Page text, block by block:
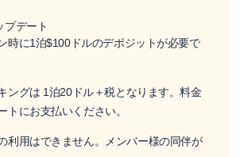
プデート
時に1泊$100ドルのデポジットが必要で
ングは 1泊20ドル＋税となります。料金
トにお支払いください。
利用はできません。メンバー様の同伴が